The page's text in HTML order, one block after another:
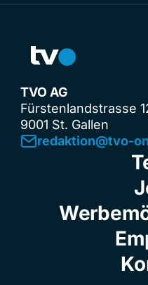
TVO AG
Fürstenlandstrasse
9001 St. Gallen
redaktion@tvo-